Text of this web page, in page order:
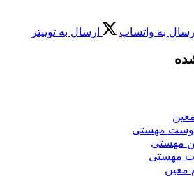
به واتساپ ارسال به توییتر
توست مهستی
مهستی
مهستی
معین